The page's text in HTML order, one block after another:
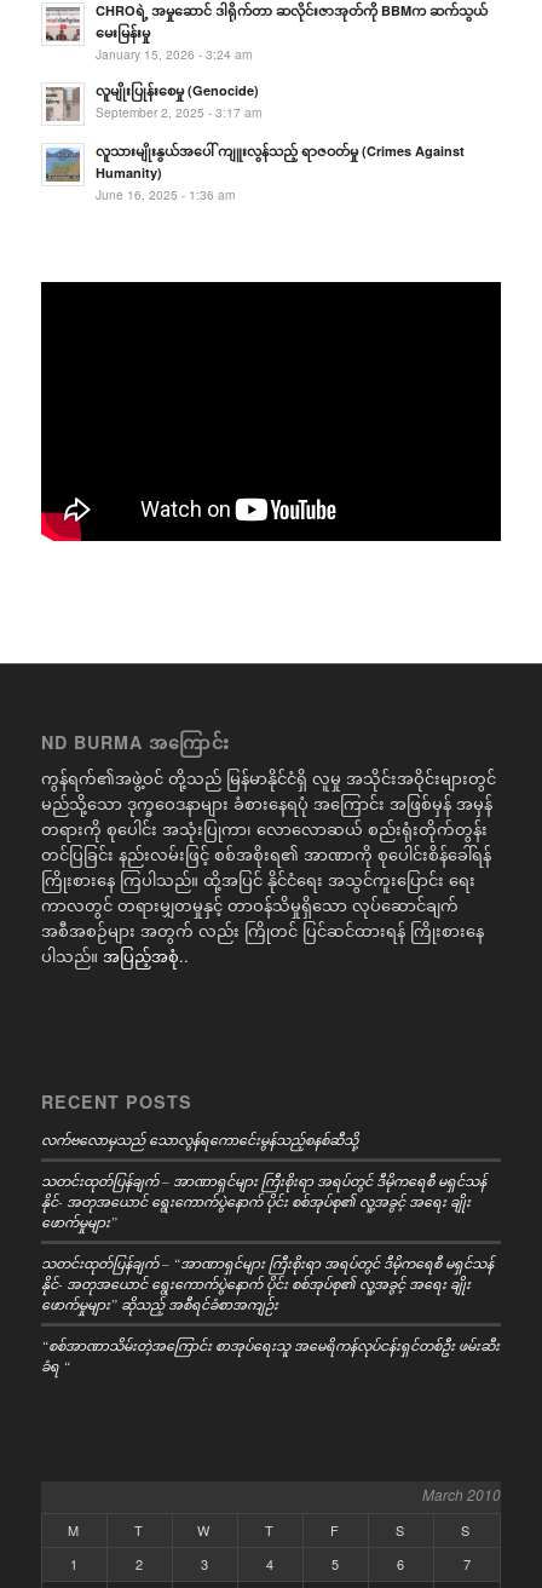
CHROရဲ့ အမှုဆောင် ဒါရိုက်တာ ဆလိုင်းဇာအုတ်ကို BBMက ဆက်သွယ်
မေးမြန်းမှု
January 15, 2026 - 3:24 am
လူမျိုးပြုန်းစေမှု (Genocide)
September 2, 2025 - 3:17 am
လူသားမျိုးနွယ်အပေါ် ကျူးလွန်သည့် ရာဇဝတ်မှု (Crimes Against
Humanity)
June 16, 2025 - 1:36 am
ND BURMA အကြောင်း
ကွန်ရက်၏အဖွဲ့ဝင် တို့သည် မြန်မာနိုင်ငံရှိ လူမှု အသိုင်းအဝိုင်းများတွင်
မည်သို့သော ဒုက္ခဝေဒနာများ ခံစားနေရပုံ အကြောင်း အဖြစ်မှန် အမှန်
တရားကို စုပေါင်း အသုံးပြုကာ၊ လောလောဆယ် စည်းရုံးတိုက်တွန်း
တင်ပြခြင်း နည်းလမ်းဖြင့် စစ်အစိုးရ၏ အာဏာကို စုပေါင်းစိန်ခေါ်ရန်
ကြိုးစားနေ ကြပါသည်။ ထို့အပြင် နိုင်ငံရေး အသွင်ကူးပြောင်း ရေး
ကာလတွင် တရားမျှတမှုနှင့် တာဝန်သိမှုရှိသော လုပ်ဆောင်ချက်
အစီအစဉ်များ အတွက် လည်း ကြိုတင် ပြင်ဆင်ထားရန် ကြိုးစားနေ
ပါသည်။ အပြည့်အစုံ..
RECENT POSTS
လက်ဗလောမှသည် သောလွန်ရကောင်ေးမွန်သည့်စနစ်ဆီသို့
သတင်းထုတ်ပြန်ချက် – အာဏာရှင်များ ကြီးစိုးရာ အရပ်တွင် ဒီမိုကရေစီ မရှင်သန်
နိုင်- အတုအယောင် ရွေးကောက်ပွဲနောက် ပိုင်း စစ်အုပ်စု၏ လူ့အခွင့် အရေး ချိုး
ဖောက်မှုများ”
သတင်းထုတ်ပြန်ချက် – “အာဏာရှင်များ ကြီးစိုးရာ အရပ်တွင် ဒီမိုကရေစီ မရှင်သန်
နိုင်- အတုအယောင် ရွေးကောက်ပွဲနောက် ပိုင်း စစ်အုပ်စု၏ လူ့အခွင့် အရေး ချိုး
ဖောက်မှုများ” ဆိုသည့် အစီရင်ခံစာအကျဉ်း
“စစ်အာဏာသိမ်းတဲ့အကြောင်း စာအုပ်ရေးသူ အမေရိကန်လုပ်ငန်းရှင်တစ်ဦး ဖမ်းဆီး
ခံရ “
March 2010
M T W T F S
S
1
2 3 4 5 6 7